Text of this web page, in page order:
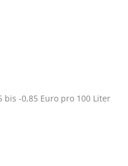
-0,85 Euro pro 100 Liter